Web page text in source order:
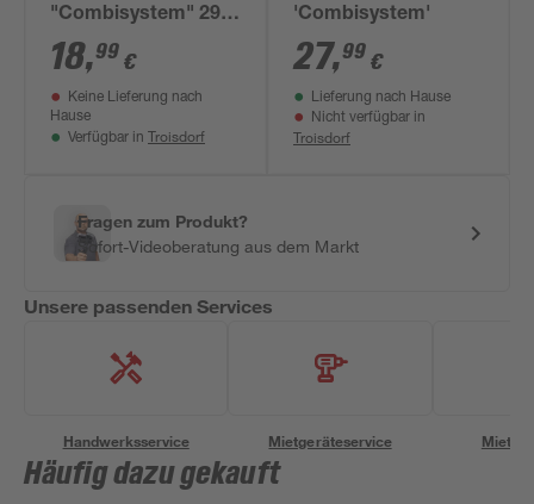
"Combisystem" 29
cm
18,99 €
Keine Lieferung nach
Hause
Verfügbar in Troisdorf
'Combisystem'
27,99 €
Lieferung nach Hause
Nicht verfügbar in
Troisdorf
Fragen zum Produkt?
Sofort-Videoberatung aus dem Markt
Unsere passenden Services
Handwerksservice Mietgeräteservice
Häufig dazu gekauft